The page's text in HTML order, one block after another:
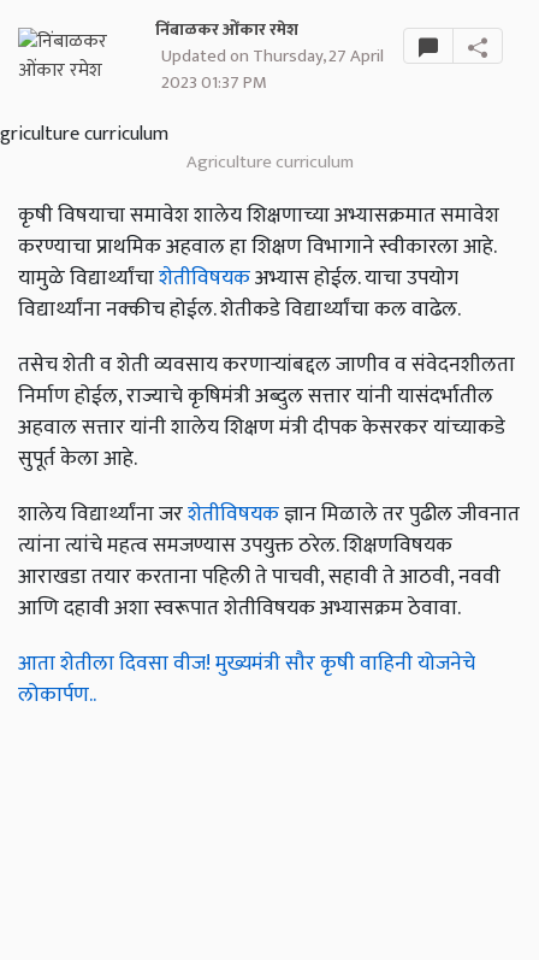
निंबाळकर ओंकार रमेश
Updated on Thursday, 27 April
2023 01:37 PM
Agriculture curriculum
कृषी विषयाचा समावेश शालेय शिक्षणाच्या अभ्यासक्रमात समावेश
करण्याचा प्राथमिक अहवाल हा शिक्षण विभागाने स्वीकारला आहे.
यामुळे विद्यार्थ्यांचाशेतीविषयकअभ्यास होईल. याचा उपयोग
विद्यार्थ्यांना नक्कीच होईल. शेतीकडे विद्यार्थ्यांचा कल वाढेल.
तसेच शेती व शेती व्यवसाय करणाऱ्यांबद्दल जाणीव व संवेदनशीलता
निर्माण होईल, राज्याचे कृषिमंत्री अब्दुल सत्तार यांनी यासंदर्भातील
अहवाल सत्तार यांनी शालेय शिक्षण मंत्री दीपक केसरकर यांच्याकडे
सुपूर्त केला आहे.
शालेय विद्यार्थ्यांना जरशेतीविषयकज्ञान मिळाले तर पुढील जीवनात
त्यांना त्यांचे महत्व समजण्यास उपयुक्त ठरेल. शिक्षणविषयक
आराखडा तयार करताना पहिली ते पाचवी, सहावी ते आठवी, नववी
आणि दहावी अशा स्वरूपात शेतीविषयक अभ्यासक्रम ठेवावा.
आता शेतीला दिवसा वीज! मुख्यमंत्री सौर कृषी वाहिनी योजनेचे
लोकार्पण..